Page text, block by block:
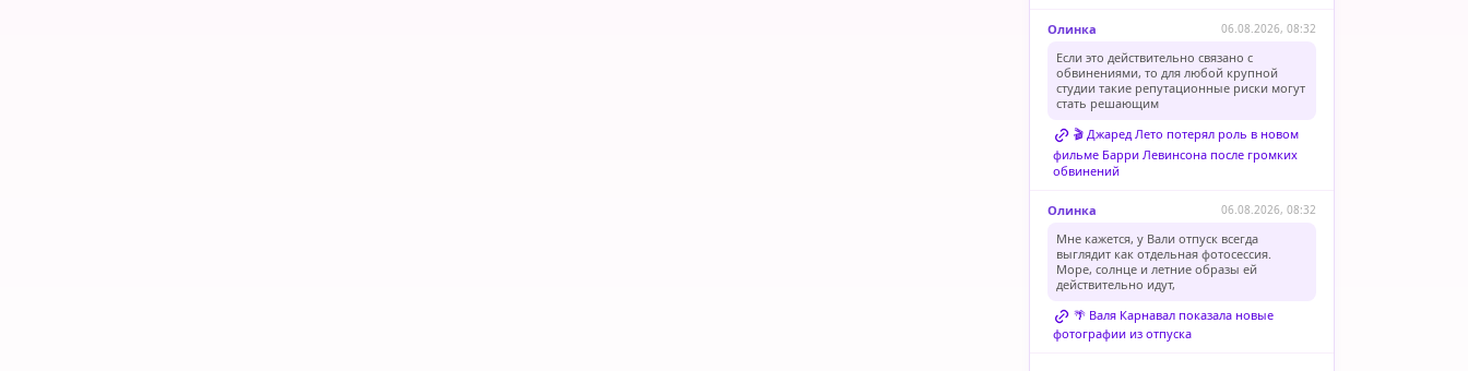
Олинка 06.08.2026, 08:32
Если это действительно связано с
обвинениями, то для любой крупной
студии такие репутационные риски могут
стать решающим
🎬 Джаред Лето потерял роль в новом
фильме Барри Левинсона после громких
обвинений
Олинка 06.08.2026, 08:32
Мне кажется, у Вали отпуск всегда
выглядит как отдельная фотосессия.
Море, солнце и летние образы ей
действительно идут,
🌴 Валя Карнавал показала новые
фотографии из отпуска